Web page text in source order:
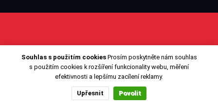
Souhlas s použitím cookiesProsím poskytněte nám souhlas
s použitím cookies k rozšíření funkcionality webu, měření
efektivnosti a lepšímu zacílení reklamy.
Upřesnit Povolit